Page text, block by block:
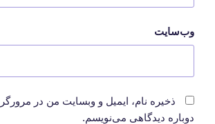
وب‌سایت
ذخیره نام، ایمیل و وبسایت من در
دوباره دیدگاهی می‌نویسم.